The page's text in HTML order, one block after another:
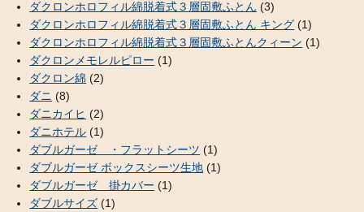
ダクロンホロフィル綿脱着式３層固敷ふとん (3)
ダクロンホロフィル綿脱着式３層固敷ふとん キング (1)
ダクロンホロフィル綿脱着式３層固敷ふとんクィーン (1)
ダクロンメモレルピロー (1)
ダクロン綿 (2)
ダニ (8)
ダニカイヒ (2)
ダニホテル (1)
ダブルガーゼ ・フラットシーツ (1)
ダブルガーゼ ボックスシーツ生地 (1)
ダブルガーゼ 掛カバー (1)
ダブルサイズ (1)